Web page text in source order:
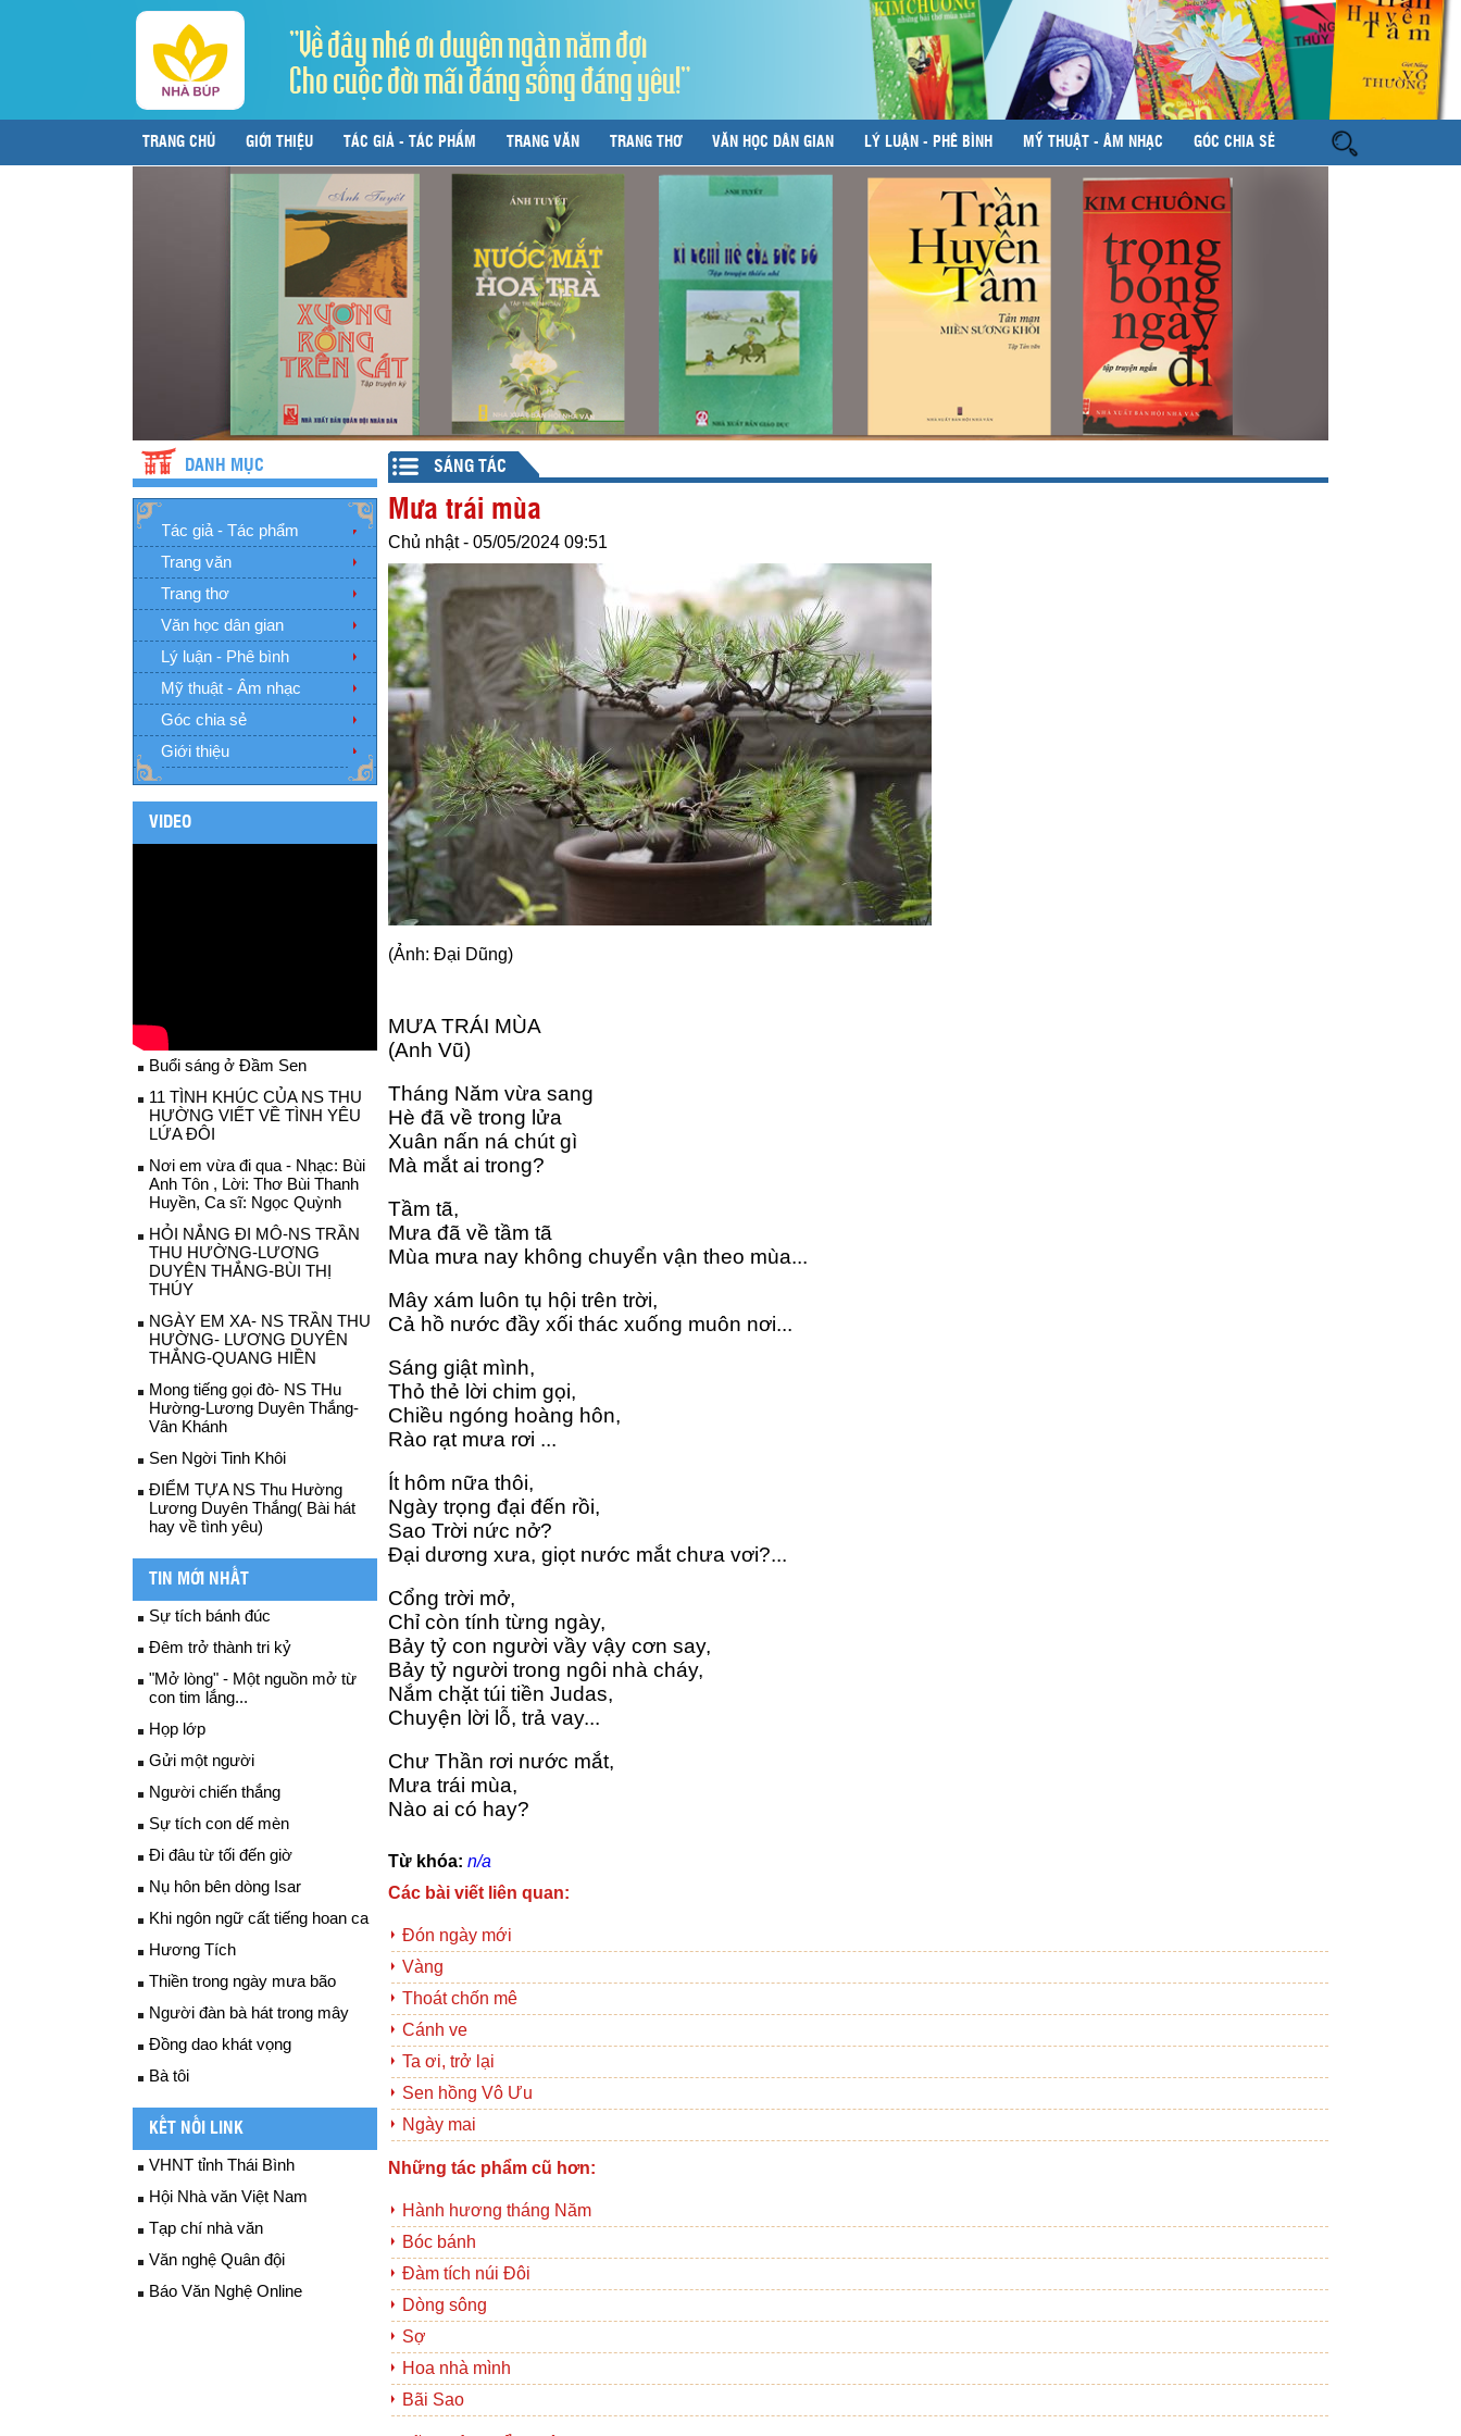
"Về đây nhé ơi duyên ngàn năm đợi
Cho cuộc đời mãi đáng sống đáng yêu!"
TRANG CHỦ GIỚI THIỆU TÁC GIẢ - TÁC PHẨM TRANG VĂN TRANG THƠ VĂN HỌC DÂN GIAN LÝ LUẬN - PHÊ BÌNH MỸ THUẬT - ÂM NHẠC GÓC CHIA SẺ
DANH MỤC
Tác giả - Tác phẩm
Trang văn
Trang thơ
Văn học dân gian
Lý luận - Phê bình
Mỹ thuật - Âm nhạc
Góc chia sẻ
Giới thiệu
VIDEO
Buổi sáng ở Đầm Sen
11 TÌNH KHÚC CỦA NS THU
HƯỜNG VIẾT VỀ TÌNH YÊU
LỨA ĐÔI
Nơi em vừa đi qua - Nhạc: Bùi
Anh Tôn , Lời: Thơ Bùi Thanh
Huyền, Ca sĩ: Ngọc Quỳnh
HỎI NẮNG ĐI MÔ-NS TRẦN
THU HƯỜNG-LƯƠNG
DUYÊN THẮNG-BÙI THỊ
THÚY
NGÀY EM XA- NS TRẦN THU
HƯỜNG- LƯƠNG DUYÊN
THẮNG-QUANG HIỀN
Mong tiếng gọi đò- NS THu
Hường-Lương Duyên Thắng-
Vân Khánh
Sen Ngời Tinh Khôi
ĐIỂM TỰA NS Thu Hường
Lương Duyên Thắng( Bài hát
hay về tình yêu)
TIN MỚI NHẤT
Sự tích bánh đúc
Đêm trở thành tri kỷ
"Mở lòng" - Một nguồn mở từ
con tim lắng...
Họp lớp
Gửi một người
Người chiến thắng
Sự tích con dế mèn
Đi đâu từ tối đến giờ
Nụ hôn bên dòng Isar
Khi ngôn ngữ cất tiếng hoan ca
Hương Tích
Thiền trong ngày mưa bão
Người đàn bà hát trong mây
Đồng dao khát vọng
Bà tôi
KẾT NỐI LINK
VHNT tỉnh Thái Bình
Hội Nhà văn Việt Nam
Tạp chí nhà văn
Văn nghệ Quân đội
Báo Văn Nghệ Online
SÁNG TÁC
Mưa trái mùa
Chủ nhật - 05/05/2024 09:51
(Ảnh: Đại Dũng)
MƯA TRÁI MÙA
(Anh Vũ)
Tháng Năm vừa sang
Hè đã về trong lửa
Xuân nấn ná chút gì
Mà mắt ai trong?
Tầm tã,
Mưa đã về tầm tã
Mùa mưa nay không chuyển vận theo mùa...
Mây xám luôn tụ hội trên trời,
Cả hồ nước đầy xối thác xuống muôn nơi...
Sáng giật mình,
Thỏ thẻ lời chim gọi,
Chiều ngóng hoàng hôn,
Rào rạt mưa rơi ...
Ít hôm nữa thôi,
Ngày trọng đại đến rồi,
Sao Trời nức nở?
Đại dương xưa, giọt nước mắt chưa vơi?...
Cổng trời mở,
Chỉ còn tính từng ngày,
Bảy tỷ con người vầy vậy cơn say,
Bảy tỷ người trong ngôi nhà cháy,
Nắm chặt túi tiền Judas,
Chuyện lời lỗ, trả vay...
Chư Thần rơi nước mắt,
Mưa trái mùa,
Nào ai có hay?
Từ khóa: n/a
Các bài viết liên quan:
Đón ngày mới
Vàng
Thoát chốn mê
Cánh ve
Ta ơi, trở lại
Sen hồng Vô Ưu
Ngày mai
Những tác phẩm cũ hơn:
Hành hương tháng Năm
Bóc bánh
Đàm tích núi Đôi
Dòng sông
Sợ
Hoa nhà mình
Bãi Sao